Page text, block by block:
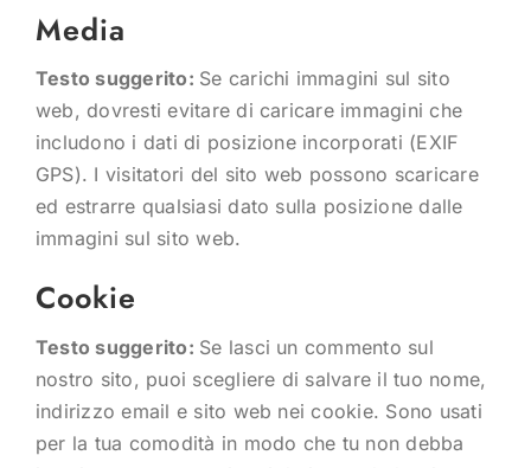
Media
Testo suggerito: Se carichi immagini sul sito
web, dovresti evitare di caricare immagini che
includono i dati di posizione incorporati (EXIF
GPS). I visitatori del sito web possono scaricare
ed estrarre qualsiasi dato sulla posizione dalle
immagini sul sito web.
Cookie
Testo suggerito: Se lasci un commento sul
nostro sito, puoi scegliere di salvare il tuo nome,
indirizzo email e sito web nei cookie. Sono usati
per la tua comodità in modo che tu non debba